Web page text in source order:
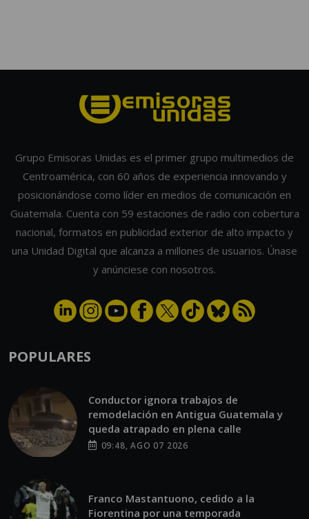
Grupo Emisoras Unidas es el primer grupo multimedios de
Centroamérica, con 60 años de experiencia innovando y
posicionándose como líder en medios de comunicación en
Guatemala. Cuenta con 59 estaciones de radio con cobertura
nacional, formatos en publicidad exterior de alto impacto y
una Unidad Digital que alcanza a millones de usuarios. Únase
y anúnciese con nosotros.
POPULARES
Conductor ignora trabajos de
remodelación en Antigua Guatemala y
queda atrapado en plena calle
09:48, AGO 07 2026
Franco Mastantuono, cedido a la
Fiorentina por una temporada